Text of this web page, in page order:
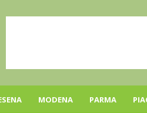
MODENA PARMA